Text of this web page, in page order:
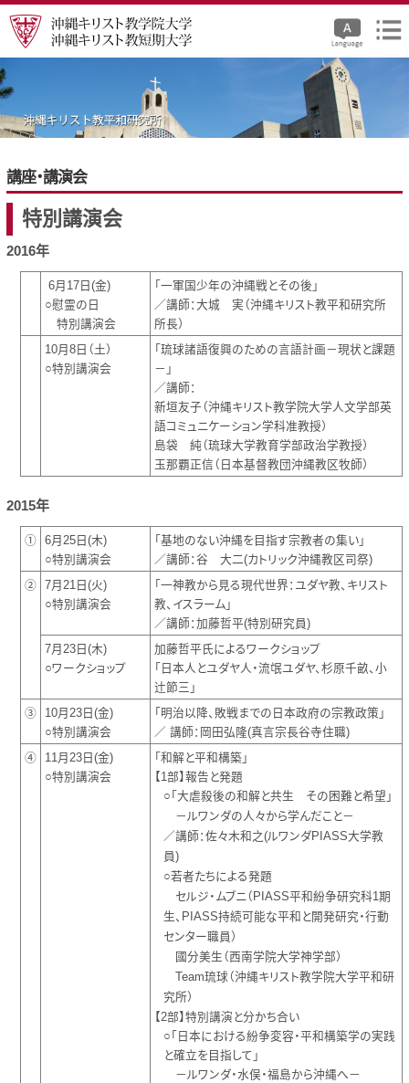
講座・講演会
特別講演会
2016年
6月17日(金)
○慰霊の日
特別講演会
「一軍国少年の沖縄戦とその後」
／講師：大城 実（沖縄キリスト教平和研究所
所長）
10月8日（土）
○特別講演会
「琉球諸語復興のための言語計画－現状と課題
－」
／講師：
新垣友子（沖縄キリスト教学院大学人文学部英
語コミュニケーション学科准教授）
島袋 純（琉球大学教育学部政治学教授）
玉那覇正信（日本基督教団沖縄教区牧師）
2015年
① 6月25日(木)
○特別講演会
「基地のない沖縄を目指す宗教者の集い」
／講師：谷 大二(カトリック沖縄教区司祭)
② 7月21日(火)
○特別講演会
「一神教から見る現代世界：ユダヤ教、キリスト
教、イスラーム」
／講師：加藤哲平(特別研究員)
7月23日(木)
○ワークショップ
加藤哲平氏によるワークショップ
「日本人とユダヤ人・流氓ユダヤ、杉原千畝、小
辻節三」
③
10月23日(金)
○特別講演会
「明治以降、敗戦までの日本政府の宗教政策」
／ 講師：岡田弘隆(真言宗長谷寺住職)
④
11月23日(金)
○特別講演会
「和解と平和構築」
【1部】報告と発題
○「大虐殺後の和解と共生 その困難と希望」
－ルワンダの人々から学んだこと－
／講師：佐々木和之(ルワンダPIASS大学教
員)
○若者たちによる発題
セルジ・ムブニ（PIASS平和紛争研究科1期
生、PIASS持続可能な平和と開発研究・行動
センター職員）
國分美生（西南学院大学神学部）
Team琉球（沖縄キリスト教学院大学平和研
究所）
【2部】特別講演と分かち合い
○「日本における紛争変容・平和構築学の実践
と確立を目指して」
－ルワンダ・水俣・福島から沖縄へ－